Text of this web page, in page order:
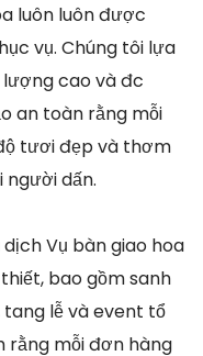
luôn luôn được
vụ. Chúng tôi lựa
cao và đc
an toàn rằng mỗi
tươi đẹp và thơm
dấn.
Vụ bàn giao hoa
bao gồm sanh
tang lễ và event tổ
rằng mỗi đơn hàng